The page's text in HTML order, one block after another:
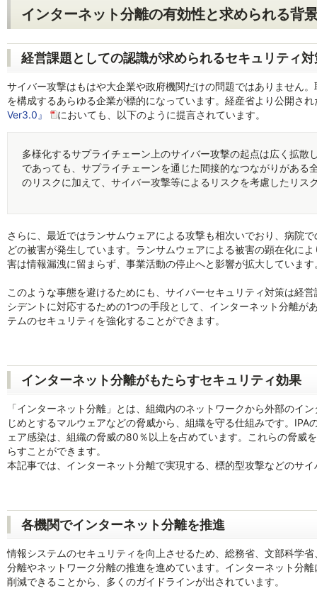
インターネット分離の有効性と求められる背
経営課題としての認識が求められるセキュリティ対
サイバー攻撃はもはや大企業や政府機関だけの問題ではありません
を構成するあらゆる企業が標的になっています。経産省より公開され
Ver3.0』
においても、以下のように提言されています。
多様化するサプライチェーン上のサイバー攻撃の起点は広く拡散
であっても、サプライチェーンを通じた間接的なつながりがある
のリスクに加えて、サイバー攻撃等によるリスクを考慮したリス
さらに、最近ではランサムウェアによる攻撃も相次いでおり、病院
どの被害が発生しています。ランサムウェアによる被害の顕在化に
害は情報漏洩に留まらず、事業活動の停止へと影響が拡大しています
このような事態を避けるためにも、サイバーセキュリティ対策は経
シデントに対応するための1つの手段として、インターネット分離が
テムのセキュリティを強化することができます。
インターネット分離がもたらすセキュリティ効果
「インターネット分離」とは、組織内のネットワークから外部のイ
じめとするマルウェアなどの脅威から、組織を守る仕組みです。
ェア感染は、組織の脅威の80％以上を占めています。これらの脅威
らすことができます。
本記事では、インターネット分離で実現する、標的型攻撃などのサ
各機関でインターネット分離を推進
情報システムのセキュリティを向上させるため、総務省、文部科学
分離やネットワーク分離の推進を進めています。インターネット分
削減できることから、多くのガイドラインが出されています。